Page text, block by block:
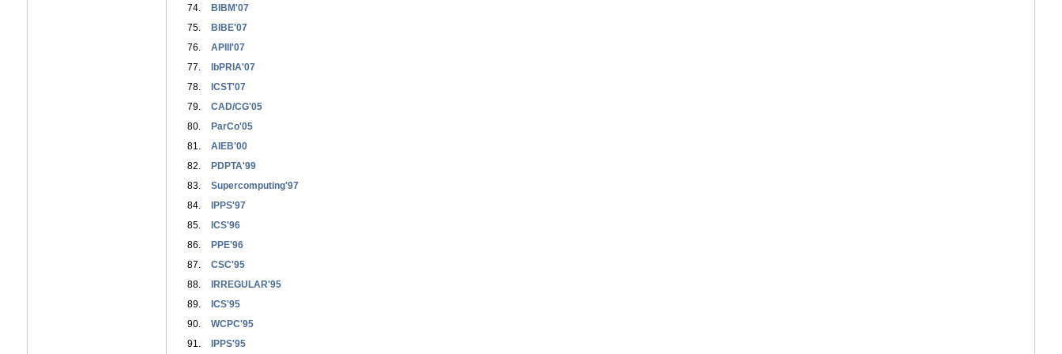
BIBM'07
BIBE'07
APIII'07
IbPRIA'07
ICST'07
CAD/CG'05
ParCo'05
AIEB'00
PDPTA'99
Supercomputing'97
IPPS'97
ICS'96
PPE'96
CSC'95
IRREGULAR'95
ICS'95
WCPC'95
IPPS'95